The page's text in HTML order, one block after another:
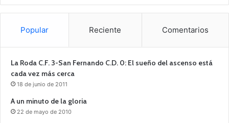
Popular Reciente Comentarios
La Roda C.F. 3-San Fernando C.D. 0: El sueño del ascenso está
cada vez más cerca
18 de junio de 2011
A un minuto de la gloria
22 de mayo de 2010